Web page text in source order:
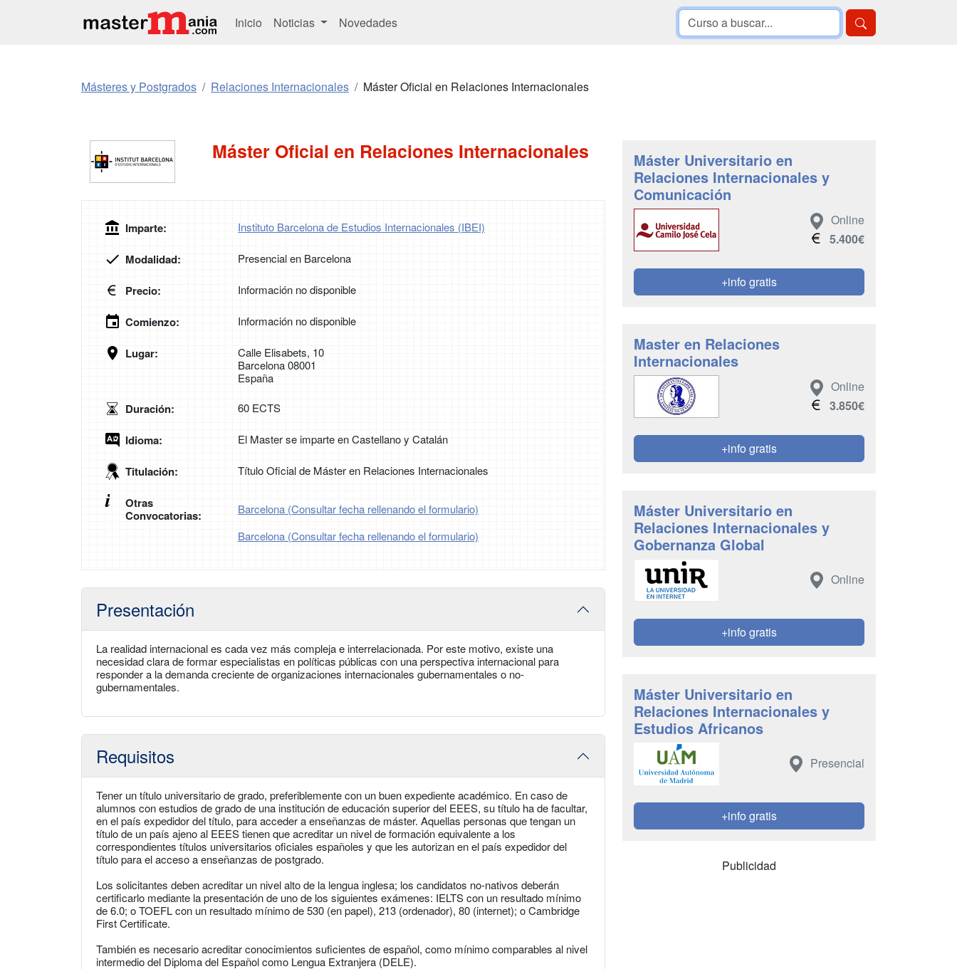
Inicio Noticias Novedades
Másteres y Postgrados Relaciones Internacionales Máster Oficial en Relaciones Internacionales
Máster Oficial en Relaciones Internacionales
Imparte: Instituto Barcelona de Estudios Internacionales (IBEI)
Modalidad: Presencial en Barcelona
Precio: Información no disponible
Comienzo: Información no disponible
Lugar:
Calle Elisabets, 10
Barcelona 08001
España
Duración: 60 ECTS
Idioma: El Master se imparte en Castellano y Catalán
Titulación: Título Oficial de Máster en Relaciones Internacionales
Otras
Convocatorias:
Barcelona (Consultar fecha rellenando el formulario)
Barcelona (Consultar fecha rellenando el formulario)
Presentación
La realidad internacional es cada vez más compleja e interrelacionada. Por este motivo, existe una
necesidad clara de formar especialistas en políticas públicas con una perspectiva internacional para
responder a la demanda creciente de organizaciones internacionales gubernamentales o no-
gubernamentales.
Requisitos
Tener un título universitario de grado, preferiblemente con un buen expediente académico. En caso de
alumnos con estudios de grado de una institución de educación superior del EEES, su título ha de facultar,
en el país expedidor del título, para acceder a enseñanzas de máster. Aquellas personas que tengan un
título de un país ajeno al EEES tienen que acreditar un nivel de formación equivalente a los
correspondientes títulos universitarios oficiales españoles y que les autorizan en el país expedidor del
título para el acceso a enseñanzas de postgrado.
Los solicitantes deben acreditar un nivel alto de la lengua inglesa; los candidatos no-nativos deberán
certificarlo mediante la presentación de uno de los siguientes exámenes: IELTS con un resultado mínimo
de 6.0; o TOEFL con un resultado mínimo de 530 (en papel), 213 (ordenador), 80 (internet); o Cambridge
First Certificate.
También es necesario acreditar conocimientos suficientes de español, como mínimo comparables al nivel
intermedio del Diploma del Español como Lengua Extranjera (DELE).
Máster Universitario en
Relaciones Internacionales y
Comunicación
Online
5.400€
+info gratis
Master en Relaciones
Internacionales
Online
3.850€
+info gratis
Máster Universitario en
Relaciones Internacionales y
Gobernanza Global
Online
+info gratis
Máster Universitario en
Relaciones Internacionales y
Estudios Africanos
Presencial
+info gratis
Publicidad